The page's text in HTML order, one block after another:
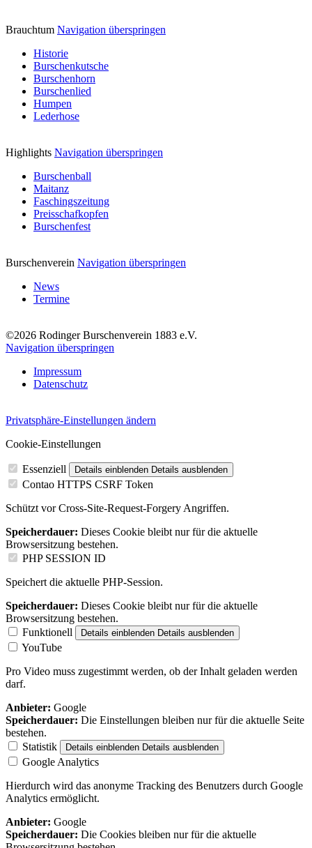
Brauchtum Navigation überspringen
Historie
Burschenkutsche
Burschenhorn
Burschenlied
Humpen
Lederhose
Highlights Navigation überspringen
Burschenball
Maitanz
Faschingszeitung
Preisschafkopfen
Burschenfest
Burschenverein Navigation überspringen
News
Termine
©2026 Rodinger Burschenverein 1883 e.V.
Navigation überspringen
Impressum
Datenschutz
Privatsphäre-Einstellungen ändern
Cookie-Einstellungen
Essenziell Details einblenden Details ausblenden
Contao HTTPS CSRF Token
Schützt vor Cross-Site-Request-Forgery Angriffen.
Speicherdauer: Dieses Cookie bleibt nur für die aktuelle
Browsersitzung bestehen.
PHP SESSION ID
Speichert die aktuelle PHP-Session.
Speicherdauer: Dieses Cookie bleibt nur für die aktuelle
Browsersitzung bestehen.
Funktionell
Details einblenden Details ausblenden
YouTube
Pro Video muss zugestimmt werden, ob der Inhalt geladen werden
darf.
Anbieter: Google
Speicherdauer: Die Einstellungen bleiben nur für die aktuelle Seite
bestehen.
Statistik
Details einblenden Details ausblenden
Google Analytics
Hierdurch wird das anonyme Tracking des Benutzers durch Google
Analytics ermöglicht.
Anbieter: Google
Speicherdauer: Die Cookies bleiben nur für die aktuelle